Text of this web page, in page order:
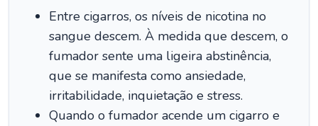
Entre cigarros, os níveis de nicotina no
sangue descem. À medida que descem, o
fumador sente uma ligeira abstinência,
que se manifesta como ansiedade,
irritabilidade, inquietação e stress.
Quando o fumador acende um cigarro e